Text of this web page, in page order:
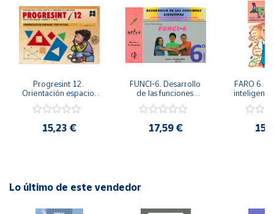
cliente
Ubicación
Península
Baleares
Canarias,
Idioma: Español
Progresint 12.
Orientación espacio-
15,23 €
FUNCI-6. Desarrollo
de las funciones
Primaria.
17,59 €
FARO 6.
inteligente
Lo último de este vendedor